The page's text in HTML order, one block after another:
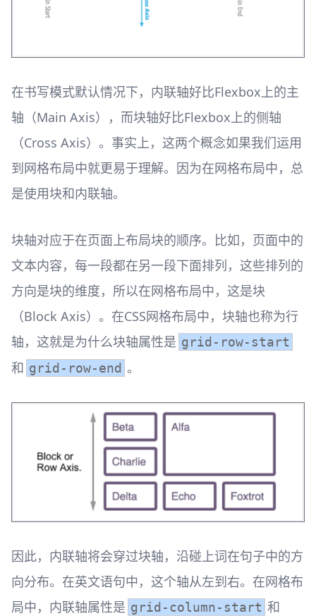
在书写模式默认情况下，内联轴好比Flexbox上的主
轴（Main Axis），而块轴好比Flexbox上的侧轴
（Cross Axis）。事实上，这两个概念如果我们运用
到网格布局中就更易于理解。因为在网格布局中，总
是使用块和内联轴。
块轴对应于在页面上布局块的顺序。比如，页面中的
文本内容，每一段都在另一段下面排列，这些排列的
方向是块的维度，所以在网格布局中，这是块
（Block Axis）。在CSS网格布局中，块轴也称为行
轴，这就是为什么块轴属性是 grid-row-start
和 grid-row-end 。
因此，内联轴将会穿过块轴，沿碰上词在句子中的方
向分布。在英文语句中，这个轴从左到右。在网格布
局中，内联轴属性是 grid-column-start 和